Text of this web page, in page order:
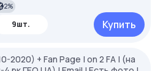
2%
9шт. Купить
2020) + Fan Page | on 2 FA | (на